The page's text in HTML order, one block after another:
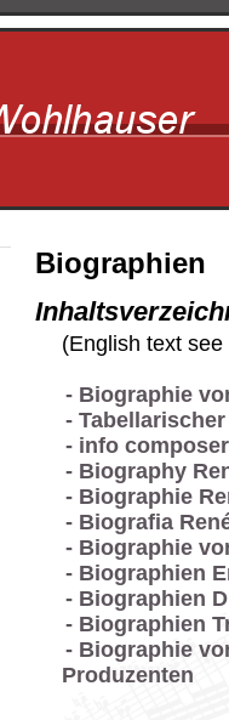
Biographien
(English text
- Biographie
-
- info
- Biography
- Biographie
- Biografia
- Biographie
- Biographien
- Biographien
- Biographien
- Biographie
Produzenten